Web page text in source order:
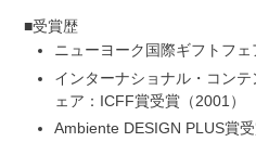
受賞歴
ニューヨーク国際ギフトフ
インターナショナル・コン
ェア：ICFF賞受賞
2001
Ambiente DESIGN PLUS賞